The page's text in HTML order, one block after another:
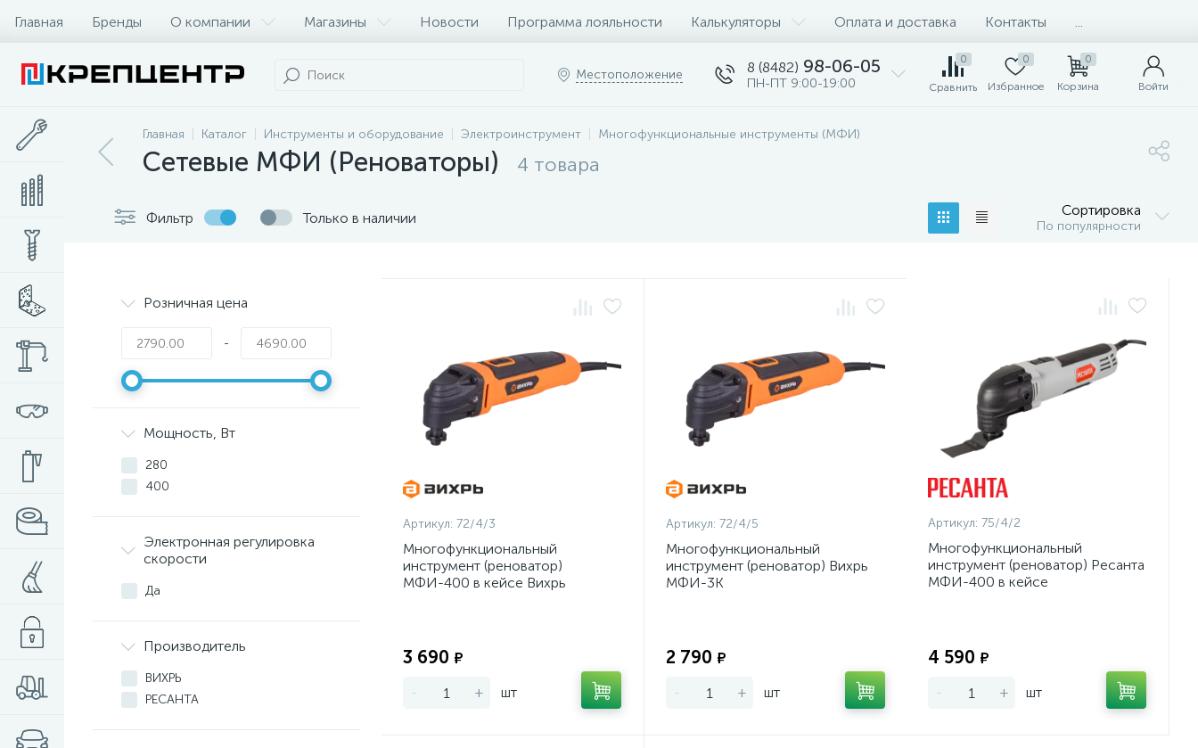
Главная Бренды О компании Магазины Новости Программа лояльности Калькуляторы Оплата и доставка Контакты
Местоположение 8 (8482) 98-06-05
ПН-ПТ 9:00-19:00
0
Сравнить
0
Избранное
0
Корзина Войти
Главная Каталог Инструменты и оборудование Электроинструмент Многофункциональные инструменты (МФИ)
Сетевые МФИ (Реноваторы) 4 товара
Фильтр Только в наличии Сортировка
По популярности
Розничная цена
-
Мощность, Вт
280
400
Электронная регулировка
скорости
Да
Производитель
ВИХРЬ
РЕСАНТА
Артикул: 72/4/3
Многофункциональный
инструмент (реноватор)
МФИ-400 в кейсе Вихрь
3 690 ₽
- + шт
Артикул: 72/4/5
Многофункциональный
инструмент (реноватор) Вихрь
МФИ-3К
2 790 ₽
- + шт
Артикул: 75/4/2
Многофункциональный
инструмент (реноватор) Ресанта
МФИ-400 в кейсе
4 590 ₽
- + шт